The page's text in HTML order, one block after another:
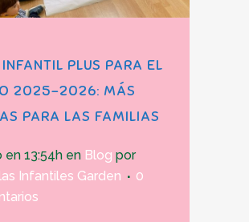
PLUS PARA EL
2025-2026: MÁS
PARA LAS FAMILIAS
en 13:54h en Blog por
Infantiles Garden
0